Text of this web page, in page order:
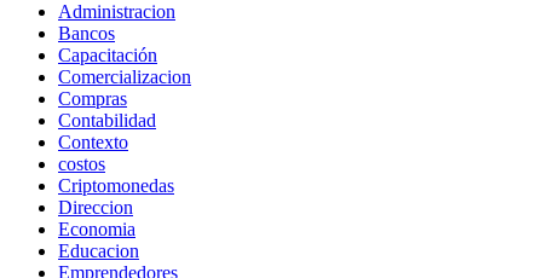
Administracion
Bancos
Capacitación
Comercializacion
Compras
Contabilidad
Contexto
costos
Criptomonedas
Direccion
Economia
Educacion
Emprendedores